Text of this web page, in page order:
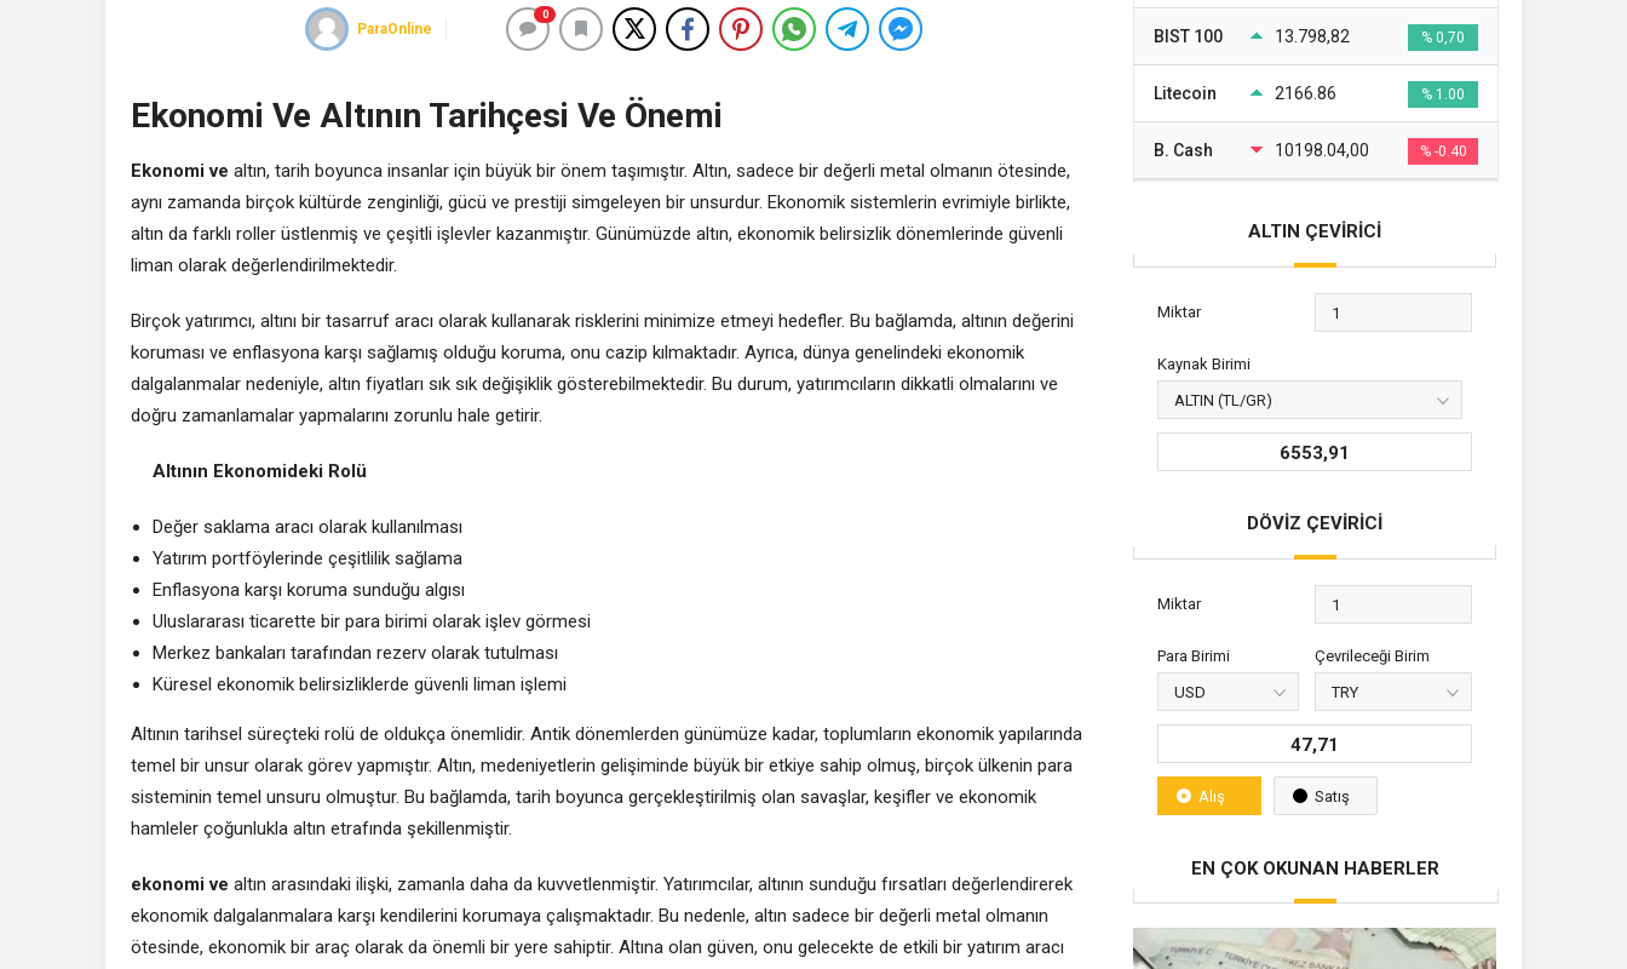
ParaOnline
0
Ekonomi Ve Altının Tarihçesi Ve Önemi
Ekonomi ve altın, tarih boyunca insanlar için büyük bir önem taşımıştır. Altın, sadece bir değerli metal olmanın ötesinde,
aynı zamanda birçok kültürde zenginliği, gücü ve prestiji simgeleyen bir unsurdur. Ekonomik sistemlerin evrimiyle birlikte,
altın da farklı roller üstlenmiş ve çeşitli işlevler kazanmıştır. Günümüzde altın, ekonomik belirsizlik dönemlerinde güvenli
liman olarak değerlendirilmektedir.
Birçok yatırımcı, altını bir tasarruf aracı olarak kullanarak risklerini minimize etmeyi hedefler. Bu bağlamda, altının değerini
koruması ve enflasyona karşı sağlamış olduğu koruma, onu cazip kılmaktadır. Ayrıca, dünya genelindeki ekonomik
dalgalanmalar nedeniyle, altın fiyatları sık sık değişiklik gösterebilmektedir. Bu durum, yatırımcıların dikkatli olmalarını ve
doğru zamanlamalar yapmalarını zorunlu hale getirir.
Altının Ekonomideki Rolü
Değer saklama aracı olarak kullanılması
Yatırım portföylerinde çeşitlilik sağlama
Enflasyona karşı koruma sunduğu algısı
Uluslararası ticarette bir para birimi olarak işlev görmesi
Merkez bankaları tarafından rezerv olarak tutulması
Küresel ekonomik belirsizliklerde güvenli liman işlemi
Altının tarihsel süreçteki rolü de oldukça önemlidir. Antik dönemlerden günümüze kadar, toplumların ekonomik yapılarında
temel bir unsur olarak görev yapmıştır. Altın, medeniyetlerin gelişiminde büyük bir etkiye sahip olmuş, birçok ülkenin para
sisteminin temel unsuru olmuştur. Bu bağlamda, tarih boyunca gerçekleştirilmiş olan savaşlar, keşifler ve ekonomik
hamleler çoğunlukla altın etrafında şekillenmiştir.
ekonomi ve altın arasındaki ilişki, zamanla daha da kuvvetlenmiştir. Yatırımcılar, altının sunduğu fırsatları değerlendirerek
ekonomik dalgalanmalara karşı kendilerini korumaya çalışmaktadır. Bu nedenle, altın sadece bir değerli metal olmanın
ötesinde, ekonomik bir araç olarak da önemli bir yere sahiptir. Altına olan güven, onu gelecekte de etkili bir yatırım aracı
BIST 100 13.798,82 % 0,70
Litecoin 2166.86 % 1.00
B. Cash 10198.04,00 % -0.40
ALTIN ÇEVİRİCİ
Miktar
Kaynak Birimi
6553,91
DÖVİZ ÇEVİRİCİ
Miktar
Para Birimi Çevrileceği Birim
47,71
Alış Satış
EN ÇOK OKUNAN HABERLER